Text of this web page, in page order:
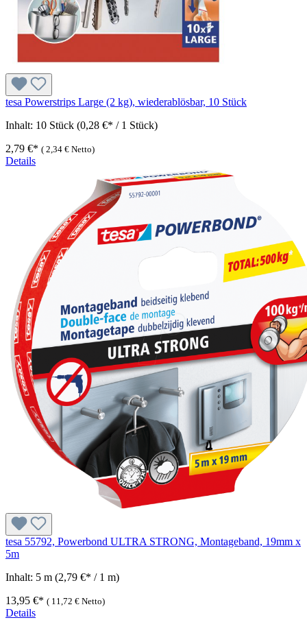
tesa Powerstrips Large (2 kg), wiederablösbar, 10 Stück
Inhalt: 10 Stück (0,28 €* / 1 Stück)
2,79 €* ( 2,34 € Netto)
Details
tesa 55792, Powerbond ULTRA STRONG, Montageband, 19mm x
5m
Inhalt: 5 m (2,79 €* / 1 m)
13,95 €* ( 11,72 € Netto)
Details